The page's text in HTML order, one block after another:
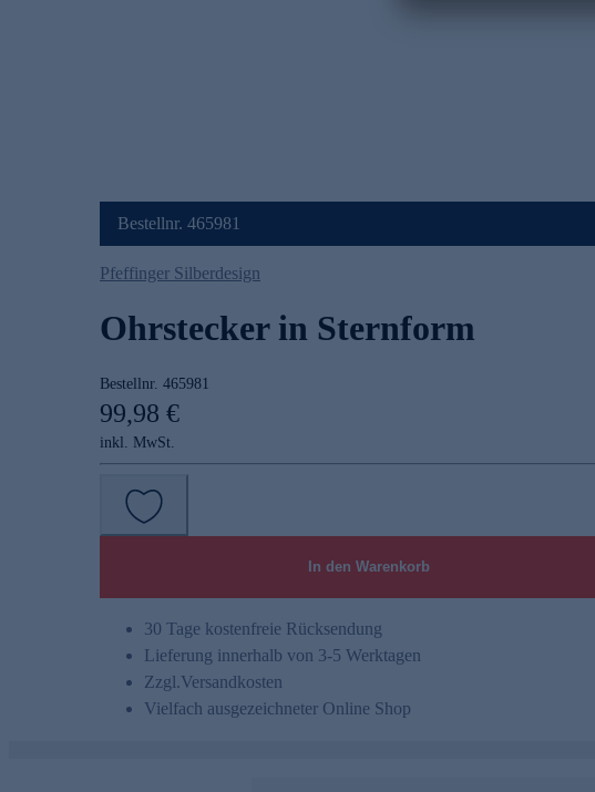
Bestellnr. 465981
Pfeffinger Silberdesign
Ohrstecker in Sternform
Bestellnr. 465981
99,98 €
inkl. MwSt.
In den Warenkorb
30 Tage kostenfreie Rücksendung
Lieferung innerhalb von 3-5 Werktagen
Zzgl.Versandkosten
Vielfach ausgezeichneter Online Shop